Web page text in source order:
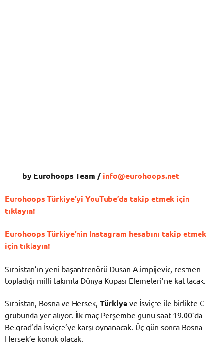
by Eurohoops Team /info@eurohoops.net
Eurohoops Türkiye’yi YouTube’da takip etmek için
tıklayın!
Eurohoops Türkiye’nin Instagram hesabını takip etmek
için tıklayın!
Sırbistan’ın yeni başantrenörü Dusan Alimpijevic, resmen
topladığı milli takımla Dünya Kupası Elemeleri’ne katılacak.
Sırbistan, Bosna ve Hersek, Türkiye ve İsviçre ile birlikte C
grubunda yer alıyor. İlk maç Perşembe günü saat 19.00’da
Belgrad’da İsviçre’ye karşı oynanacak. Üç gün sonra Bosna
Hersek’e konuk olacak.